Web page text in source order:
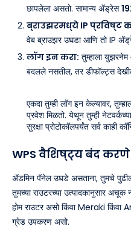
छापलेला असतो. सामान्य ॲड्रेस
ब्राउझरमध्ये IP प्रविष्ट
वेब ब्राउझर उघडा आणि तो IP
लॉग इन करा: तुम्हाला युझरनेम
बदलले नसतील, तर डीफॉल्ट्स
एकदा तुम्ही लॉग इन केल्यावर,
प्रवेश मिळतो. येथून तुम्ही नेटवर्कच्या
सुरक्षा प्रोटोकॉलपर्यंत सर्व काही
WPS वैशिष्ट्य बंद करणे
ॲडमिन पॅनेल उघडे असताना, तुमचे
तुमच्या राउटरच्या उत्पादकानुसार
होम राउटर असो किंवा Meraki किंवा
ग्रेड उपकरण असो.